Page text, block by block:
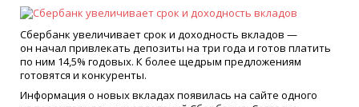
Сбербанк увеличивает срок и доходность вкладов —
он начал привлекать депозиты на три года и готов платить
по ним 14,5% годовых. К более щедрым предложениям
готовятся и конкуренты.
Информация о новых вкладах появилась на сайте одного